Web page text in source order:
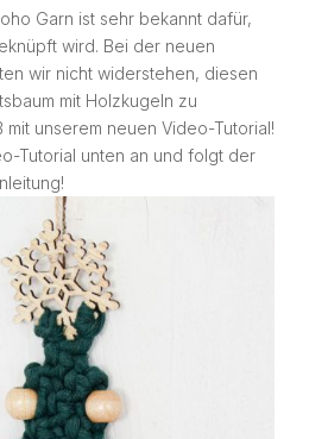
Garn ist sehr bekannt dafür,
wird. Bei der neuen
wir nicht widerstehen, diesen
mit Holzkugeln zu
mit unserem neuen Video-Tutorial!
Tutorial unten an und folgt der